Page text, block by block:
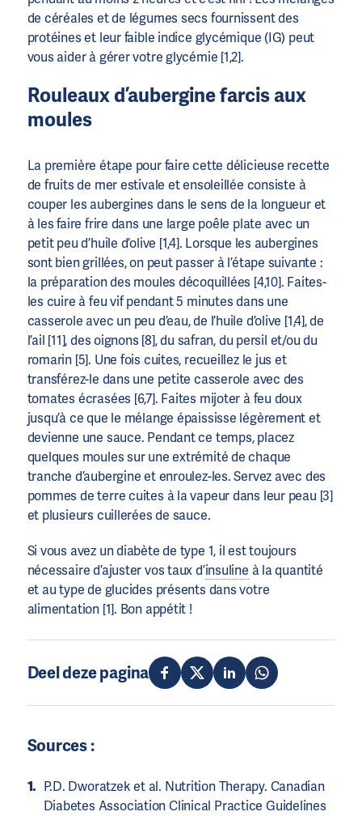
de céréales et de légumes secs fournissent des
protéines et leur faible indice glycémique (IG) peut
vous aider à gérer votre glycémie [1,2].
Rouleaux d’aubergine farcis aux
moules
La première étape pour faire cette délicieuse recette
de fruits de mer estivale et ensoleillée consiste à
couper les aubergines dans le sens de la longueur et
à les faire frire dans une large poêle plate avec un
petit peu d’huile d’olive [1,4]. Lorsque les aubergines
sont bien grillées, on peut passer à l’étape suivante :
la préparation des moules décoquillées [4,10]. Faites-
les cuire à feu vif pendant 5 minutes dans une
casserole avec un peu d’eau, de l’huile d’olive [1,4], de
l’ail [11], des oignons [8], du safran, du persil et/ou du
romarin [5]. Une fois cuites, recueillez le jus et
transférez-le dans une petite casserole avec des
tomates écrasées [6,7]. Faites mijoter à feu doux
jusqu’à ce que le mélange épaississe légèrement et
devienne une sauce. Pendant ce temps, placez
quelques moules sur une extrémité de chaque
tranche d’aubergine et enroulez-les. Servez avec des
pommes de terre cuites à la vapeur dans leur peau [3]
et plusieurs cuillerées de sauce.
Si vous avez un diabète de type 1, il est toujours
nécessaire d’ajuster vos taux d’insuline à la quantité
et au type de glucides présents dans votre
alimentation [1]. Bon appétit !
Deel deze pagina
Sources :
P.D. Dworatzek et al. Nutrition Therapy. Canadian
Diabetes Association Clinical Practice Guidelines